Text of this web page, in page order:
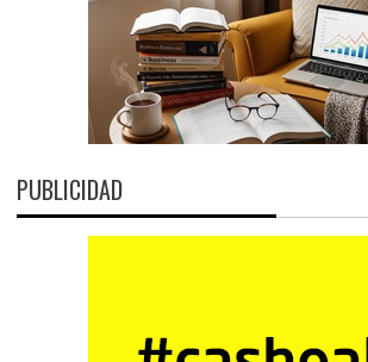
PUBLICIDAD